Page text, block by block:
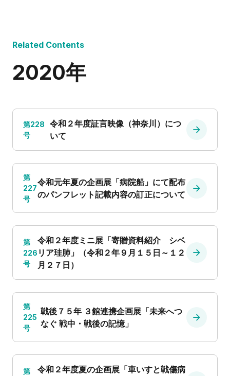
Related Contents
2020年
第228
号
令和２年度証言映像（神奈川）につ
いて
第
227
号
令和元年夏の企画展「病院船」にて配布
のパンフレット記載内容の訂正について
第
226
号
令和２年度ミニ展「寄贈資料紹介 シベ
リア珪肺」（令和２年９月１５日～１２
月２７日）
第
225
号
戦後７５年 ３館連携企画展「未来へつ
なぐ 戦中・戦後の記憶」
第
令和２年度夏の企画展「車いすと戦傷病